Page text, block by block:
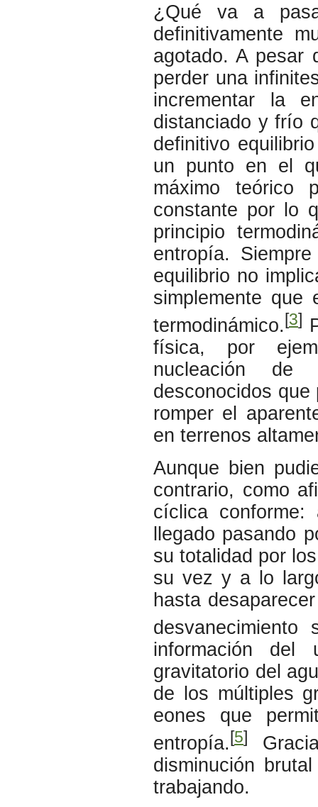
¿Qué va a
definitivamente
agotado. A pesar
perder una
incrementar la
distanciado y frío
definitivo
un punto en el
máximo teórico
constante por lo
principio
entropía.
equilibrio no
simplemente
termodinámico. [3]
física, por
nucleación de
desconocidos
romper el
en terrenos
Aunque bien
contrario, como
cíclica
llegado pasando
su totalidad por
su vez y a lo
hasta
información
gravitatorio del
de los múltiples
eones que
entropía.[5]
disminución
trabajando.